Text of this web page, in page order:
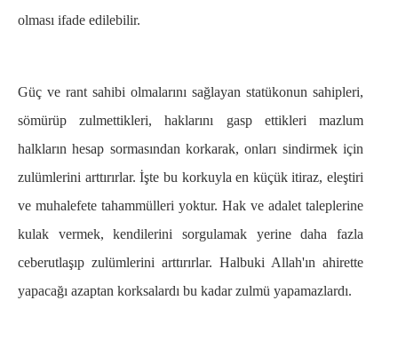
olması ifade edilebilir.
Güç ve rant sahibi olmalarını sağlayan statükonun sahipleri,
sömürüp zulmettikleri, haklarını gasp ettikleri mazlum
halkların hesap sormasından korkarak, onları sindirmek için
zulümlerini arttırırlar. İşte bu korkuyla en küçük itiraz, eleştiri
ve muhalefete tahammülleri yoktur. Hak ve adalet taleplerine
kulak vermek, kendilerini sorgulamak yerine daha fazla
ceberutlaşıp zulümlerini arttırırlar. Halbuki Allah'ın ahirette
yapacağı azaptan korksalardı bu kadar zulmü yapamazlardı.